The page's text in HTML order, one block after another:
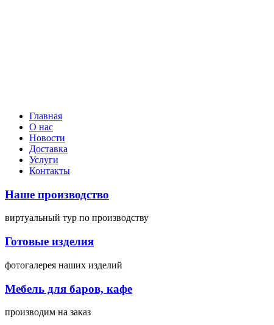
Главная
О нас
Новости
Доставка
Услуги
Контакты
Наше производство
виртуальный тур по производству
Готовые изделия
фотогалерея наших изделий
Мебель для баров, кафе
производим на заказ